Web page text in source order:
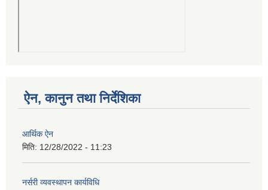
ऐन, कानुन तथा निर्देशिका
आर्थिक ऐन
मिति: 12/28/2022 - 11:23
नर्सरी व्यवस्थापन कार्यविधि